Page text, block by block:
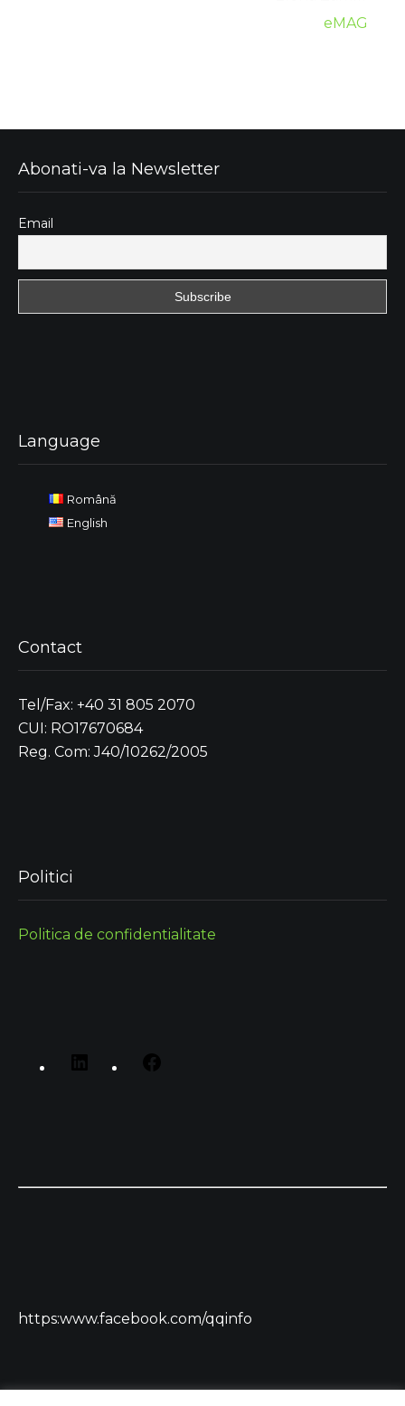
eMAG
Abonati-va la Newsletter
Email
Language
Română
English
Contact
Tel/Fax: +40 31 805 2070
CUI: RO17670684
Reg. Com: J40/10262/2005
Politici
Politica de confidentialitate
https:www.facebook.com/qqinfo